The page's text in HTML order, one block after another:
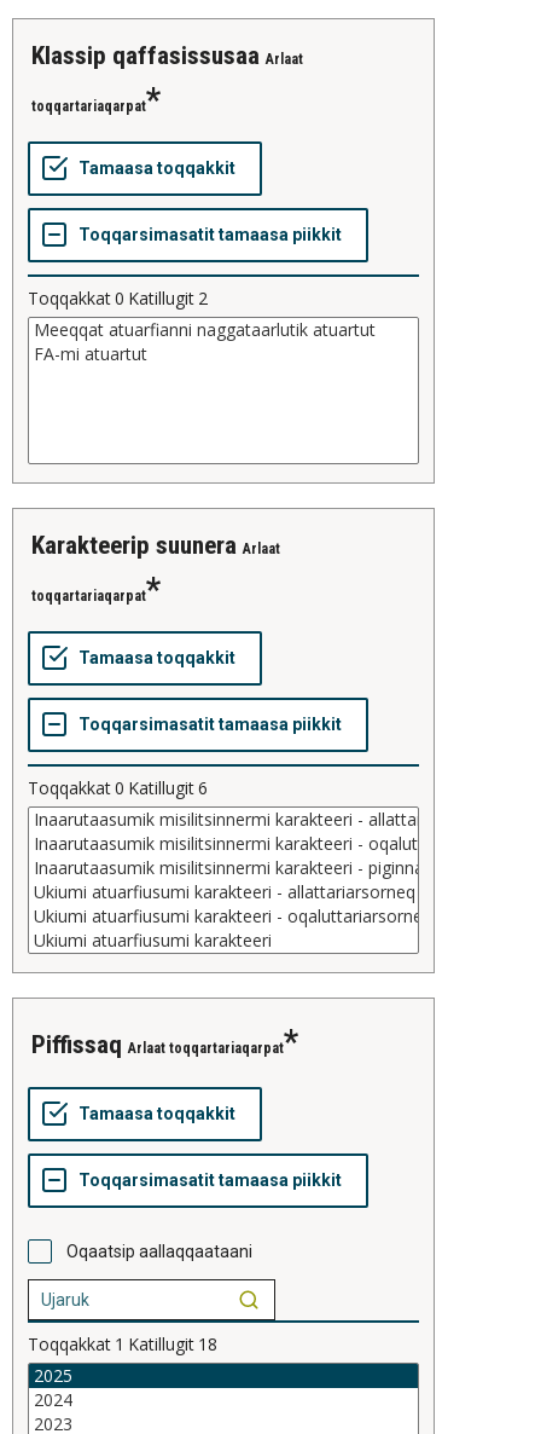
klassip qaffasissusaa Arlaat
toqqartariaqarpat
Toqqakkat0 Katillugit 2
karakteerip suunera Arlaat
toqqartariaqarpat
Toqqakkat0 Katillugit6
piffissaq Arlaat toqqartariaqarpat
Oqaatsip aallaqqaataani
Toqqakkat 1 Katillugit 18